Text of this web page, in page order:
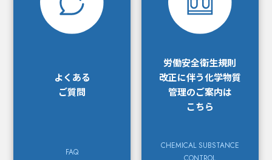
よくある
ご質問
FAQ
労働安全衛生規則
改正に伴う化学物質
管理のご案内は
こちら
CHEMICAL SUBSTANCE